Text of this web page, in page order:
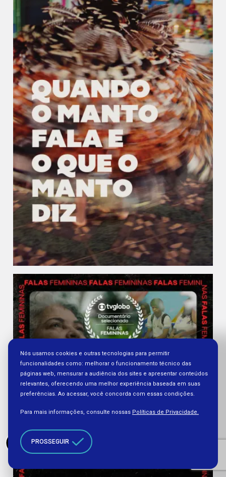
Nós usamos cookies e outras tecnologias para permitir
funcionalidades como: melhorar o funcionamento técnico das
páginas web, mensurar a audiência dos sites e apresentar conteúdos
relevantes, oferecendo uma melhor experiência baseada em suas
preferências. Ao acessar, você concorda com essas condições.
Para mais informações, consulte nossas Políticas de Privacidade.
PROSSEGUIR